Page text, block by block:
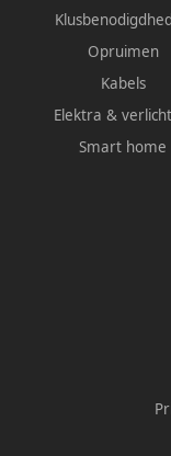
Opruimen
Kabels
Elektra &
Smart home